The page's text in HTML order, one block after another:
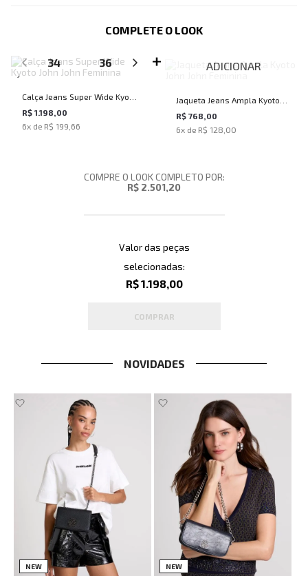
COMPLETE O LOOK
34 36 38 40 42
Calça Jeans Super Wide Kyoto
John John Feminina
R$ 1.198,00
6x de R$ 199,66
ADICIONAR
Jaqueta Jeans Ampla Kyoto
John John Feminina
R$ 768,00
6x de R$ 128,00
COMPRE O LOOK COMPLETO POR:
R$ 2.501,20
Valor das peças
selecionadas:
R$ 1.198,00
COMPRAR
NOVIDADES
NEW NEW